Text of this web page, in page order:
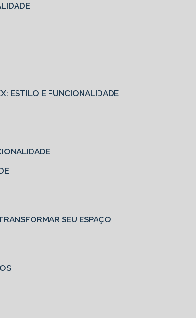
ESTILO E FUNCIONALIDADE
SEU ESPAÇO